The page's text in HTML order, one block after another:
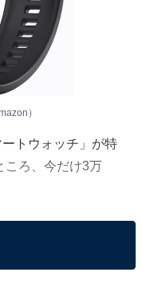
）
トウォッチ」が特
ころ、今だけ3万
プされているの